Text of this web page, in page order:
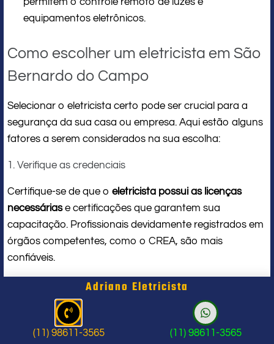
equipamentos eletrônicos.
Como escolher um eletricista em São
Bernardo do Campo
Selecionar o eletricista certo pode ser crucial para a
segurança da sua casa ou empresa. Aqui estão alguns
fatores a serem considerados na sua escolha:
1. Verifique as credenciais
Certifique-se de que o eletricista possui as licenças
necessáriase certificações que garantem sua
capacitação. Profissionais devidamente registrados em
órgãos competentes, como o CREA, são mais
confiáveis.
A experiência prática é um dos melhores indicadores da
qualidade de um eletricista. Pergunte há quanto tempo
Adriano Eletricista
(11) 98611-3565 (11) 98611-3565